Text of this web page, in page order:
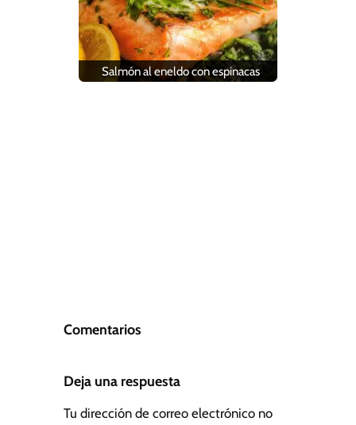
Salmón al eneldo con espinacas
Comentarios
Deja una respuesta
Tu dirección de correo electrónico no